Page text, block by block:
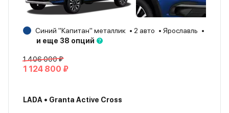
Синий "Капитан" металлик 2 авто Ярославль
и еще 38 опций
1 406 000 ₽
1 124 800 ₽
LADA • Granta Active Cross